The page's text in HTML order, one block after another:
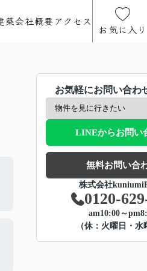
築会社概要アクセス
お気に入り
お気軽にお問い合わ
LINEからお問い
無料お問い合
株式会社
0120-
am10:00～
（休：火曜日・水